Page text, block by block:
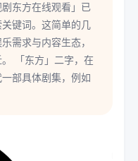
东方在线观看」已
键词。这简单的几
需求与内容生态，
「东方」二字，在
部具体剧集，例如